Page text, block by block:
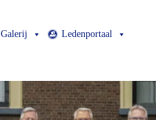
Galerij Ledenportaal